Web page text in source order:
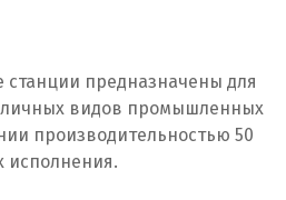
предназначены для
видов промышленных
производительностью 50
исполнения.